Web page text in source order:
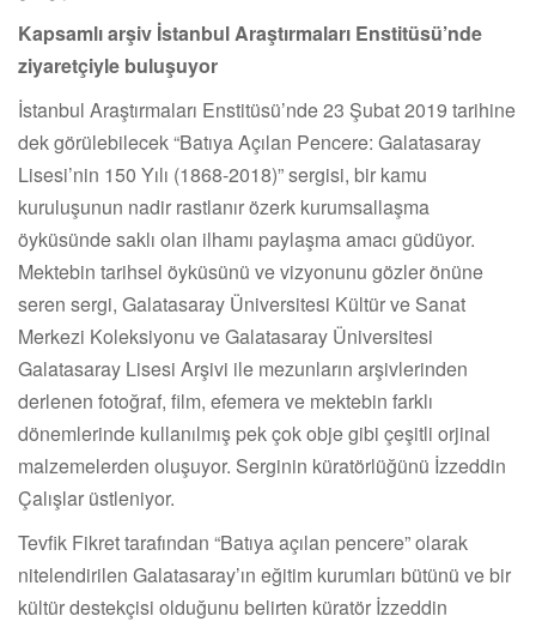
Kapsamlı arşiv İstanbul Araştırmaları Enstitüsü’nde
ziyaretçiyle buluşuyor
İstanbul Araştırmaları Enstitüsü’nde 23 Şubat 2019 tarihine
dek görülebilecek “Batıya Açılan Pencere: Galatasaray
Lisesi’nin 150 Yılı (1868-2018)” sergisi, bir kamu
kuruluşunun nadir rastlanır özerk kurumsallaşma
öyküsünde saklı olan ilhamı paylaşma amacı güdüyor.
Mektebin tarihsel öyküsünü ve vizyonunu gözler önüne
seren sergi, Galatasaray Üniversitesi Kültür ve Sanat
Merkezi Koleksiyonu ve Galatasaray Üniversitesi
Galatasaray Lisesi Arşivi ile mezunların arşivlerinden
derlenen fotoğraf, film, efemera ve mektebin farklı
dönemlerinde kullanılmış pek çok obje gibi çeşitli orjinal
malzemelerden oluşuyor. Serginin küratörlüğünü İzzeddin
Çalışlar üstleniyor.
Tevfik Fikret tarafından “Batıya açılan pencere” olarak
nitelendirilen Galatasaray’ın eğitim kurumları bütünü ve bir
kültür destekçisi olduğunu belirten küratör İzzeddin